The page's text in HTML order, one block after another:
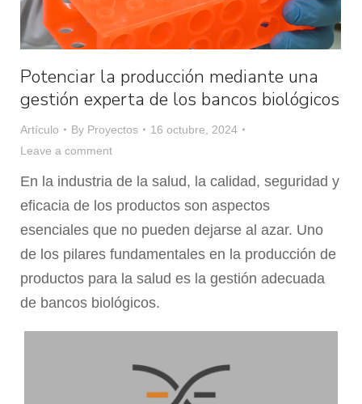
Potenciar la producción mediante una
gestión experta de los bancos biológicos
Artículo By Proyectos
16 octubre, 2024
Leave a comment
En la industria de la salud, la calidad, seguridad y
eficacia de los productos son aspectos
esenciales que no pueden dejarse al azar. Uno
de los pilares fundamentales en la producción de
productos para la salud es la gestión adecuada
de bancos biológicos.